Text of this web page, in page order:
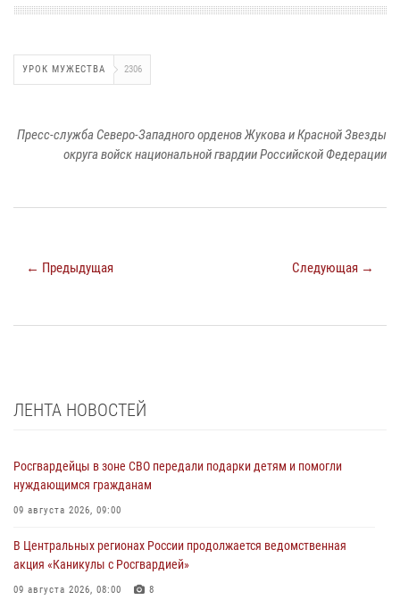
УРОК МУЖЕСТВА 2306
Пресс-служба Северо-Западного орденов Жукова и Красной Звезды
округа войск национальной гвардии Российской Федерации
← Предыдущая Следующая →
ЛЕНТА НОВОСТЕЙ
Росгвардейцы в зоне СВО передали подарки детям и помогли
нуждающимся гражданам
09 августа 2026, 09:00
В Центральных регионах России продолжается ведомственная
акция «Каникулы с Росгвардией»
09 августа 2026, 08:00 8